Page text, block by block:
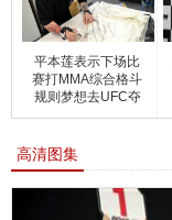
平本莲表示下场比
赛打MMA综合格斗
规则梦想去UFC夺
冠
高清图集